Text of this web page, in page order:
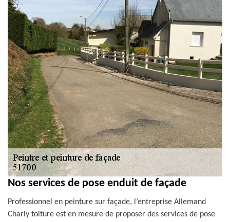
Nos services de pose enduit de façade
Professionnel en peinture sur façade, l’entreprise Allemand
Charly toiture est en mesure de proposer des services de pose